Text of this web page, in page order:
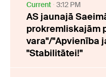
Current 3:12 PM
AS jaunajā
prokremliskajām
vara"/"Apvienība
"Stabilitātei!"